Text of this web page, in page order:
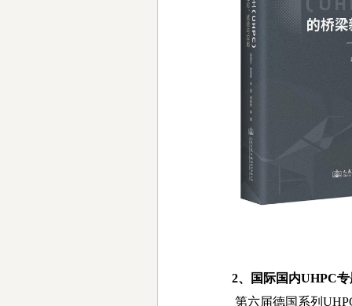
2、
国际国内UHPC
第六届德国系列